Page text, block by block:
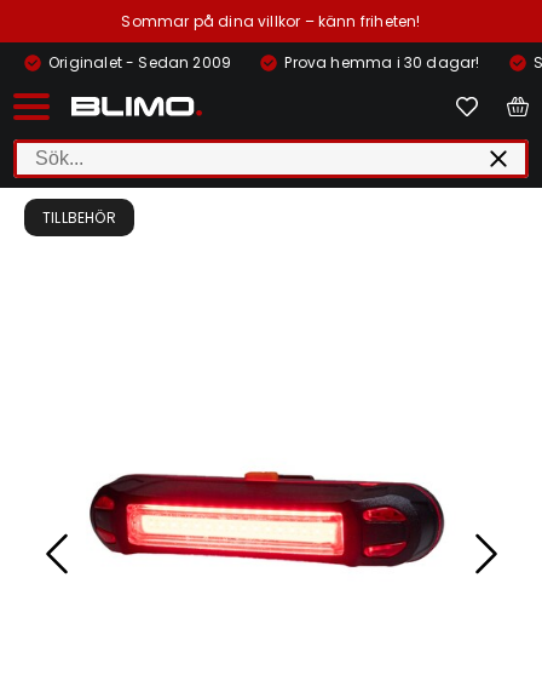
Sommar på dina villkor – känn friheten!
Originalet - Sedan 2009
Prova hemma i 30 dagar!
TILLBEHÖR